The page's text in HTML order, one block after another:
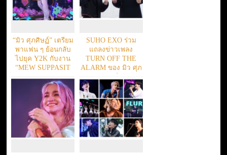
“มิว ศุภศิษฏ์” เตรียม
พาแฟน ๆ ย้อนกลับ
ไปยุค Y2K กับงาน
“MEW SUPPASIT
2023 BIRTHDAY
FAN MEETING”
SUHO EXO ร่วม
แถลงข่าวเพลง
TURN OFF THE
ALARM ของ มิว ศุภ